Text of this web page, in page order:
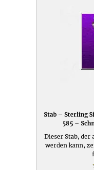
Stab – Sterling
585 –
Dieser Stab, der
werden kann,